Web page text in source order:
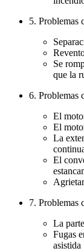
5. Problemas
Se
que la
6. Problemas
El
El
La
El
7. Problemas
La
Fugas
asistida